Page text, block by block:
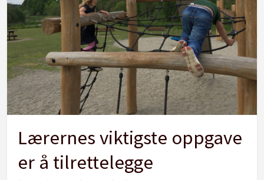
Lærernes viktigste oppgave
er å tilrettelegge